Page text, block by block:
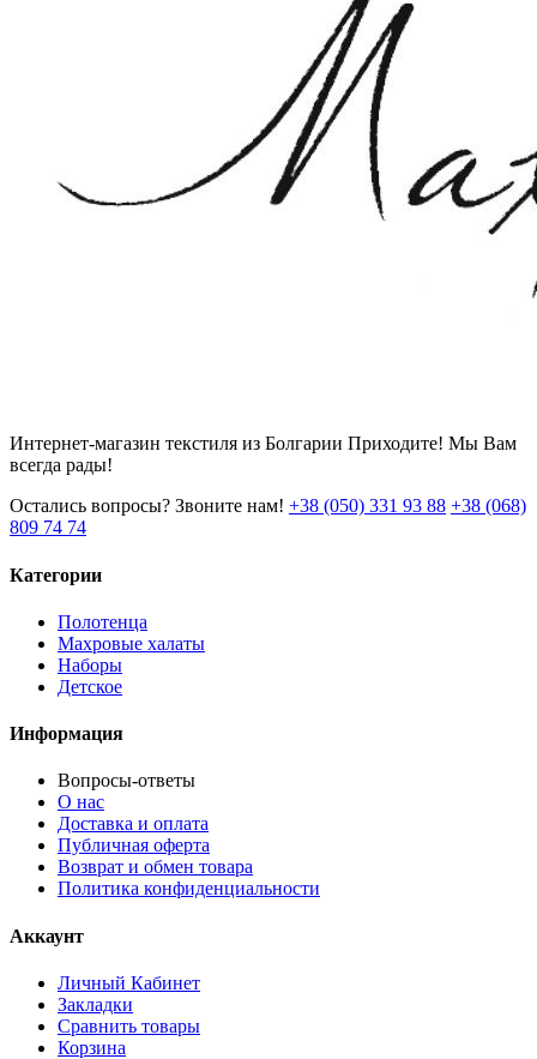
Интернет-магазин текстиля из Болгарии Приходите! Мы Вам
всегда рады!
Остались вопросы? Звоните нам! +38 (050) 331 93 88 +38 (068)
809 74 74
Категории
Полотенца
Махровые халаты
Наборы
Детское
Информация
Вопросы-ответы
О нас
Доставка и оплата
Публичная оферта
Возврат и обмен товара
Политика конфиденциальности
Аккаунт
Личный Кабинет
Закладки
Сравнить товары
Корзина